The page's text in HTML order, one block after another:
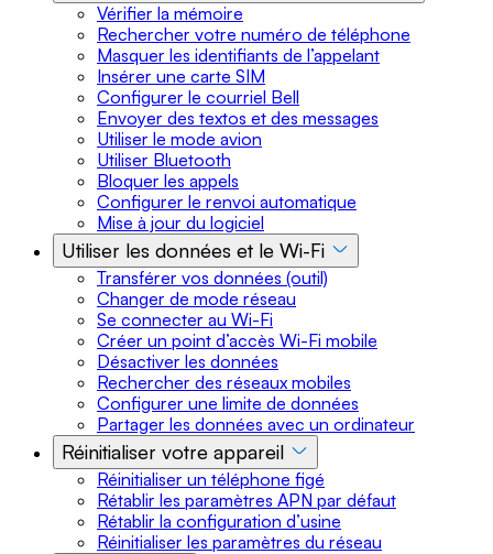
Vérifier la mémoire
Rechercher votre numéro de téléphone
Masquer les identifiants de l’appelant
Insérer une carte SIM
Configurer le courriel Bell
Envoyer des textos et des messages
Utiliser le mode avion
Utiliser Bluetooth
Bloquer les appels
Configurer le renvoi automatique
Mise à jour du logiciel
Utiliser les données et le Wi-Fi
Transférer vos données (outil)
Changer de mode réseau
Se connecter au Wi-Fi
Créer un point d’accès Wi-Fi mobile
Désactiver les données
Rechercher des réseaux mobiles
Configurer une limite de données
Partager les données avec un ordinateur
Réinitialiser votre appareil
Réinitialiser un téléphone figé
Rétablir les paramètres APN par défaut
Rétablir la configuration d’usine
Réinitialiser les paramètres du réseau